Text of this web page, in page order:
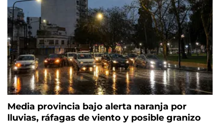
Media provincia bajo alerta naranja por
lluvias, ráfagas de viento y posible granizo